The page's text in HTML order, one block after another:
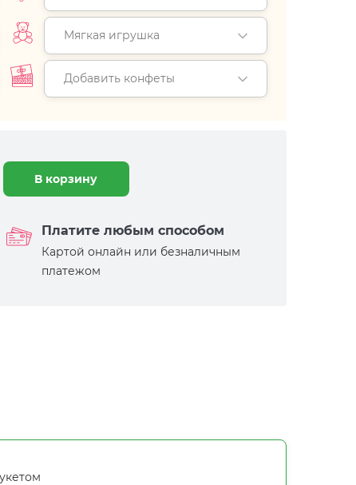
Мягкая игрушка
Добавить конфеты
В корзину
Платите любым способом
Картой онлайн или безналичным
платежом